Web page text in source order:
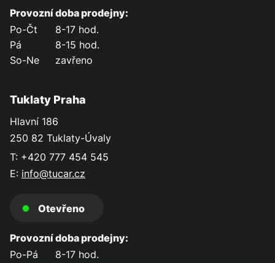
Provozní doba prodejny:
Po-Čt
8-17 hod.
Pá
8-15 hod.
So-Ne
zavřeno
Tuklaty Praha
Hlavní 186
250 82 Tuklaty-Úvaly
T: +420 777 454 545
E: info@tucar.cz
Otevřeno
Provozní doba prodejny:
Po-Pá
8-17 hod.